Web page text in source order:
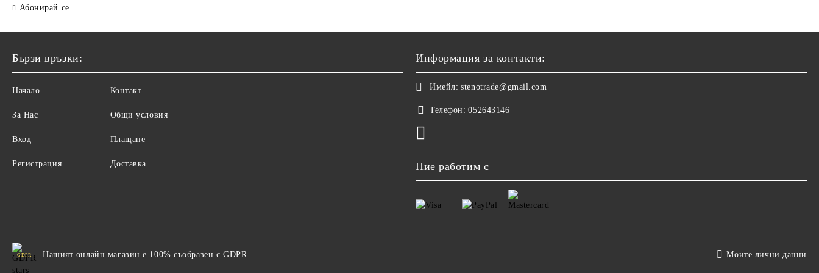
Абонирай се
Бързи връзки:
Начало
За Нас
Вход
Регистрация
Контакт
Общи условия
Плащане
Доставка
Информация за контакти:
Имейл: stenotrade@gmail.com
Телефон: 052643146
Ние работим с
GDPR Нашият онлайн магазин е 100% съобразен с GDPR. Моите лични данни